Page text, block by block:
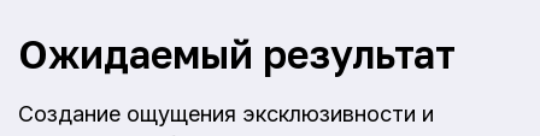
Ожидаемый результат
Создание ощущения эксклюзивности и